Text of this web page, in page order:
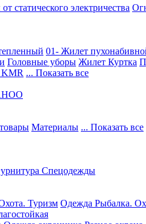
статического электричества
01- Жилет
Головные уборы Жилет Куртка
KMR ... Показать все
Материалы ... Показать все
Спецодежды
Туризм Одежда Рыбалка.